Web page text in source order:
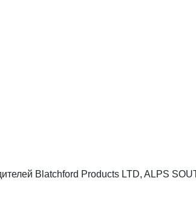
Blatchford Products LTD, ALPS